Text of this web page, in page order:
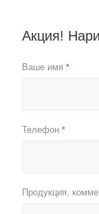
Акция!
Ваше имя *
Телефон *
Продукция,